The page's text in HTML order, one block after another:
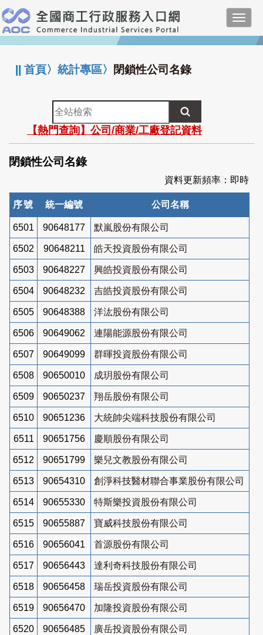
跳
到
主
要
:::
||首頁〉統計專區〉 閉鎖性公司名錄
全
站
檢
索
【熱門查詢】公司/商業/工廠登記資料
閉鎖性公司名錄
資料更新頻率：即時
序號 統一編號 公司名稱
6501 90648177 默嵐股份有限公司
6502 90648211 皓天投資股份有限公司
6503 90648227 興皓投資股份有限公司
6504 90648232 吉皓投資股份有限公司
6505 90648388 洋汯股份有限公司
6506 90649062 連陽能源股份有限公司
6507 90649099 群暉投資股份有限公司
6508 90650010 成玥股份有限公司
6509 90650237 翔岳股份有限公司
6510 90651236 大統帥尖端科技股份有限公司
6511 90651756 慶順股份有限公司
6512 90651799 樂兒文教股份有限公司
6513 90654310 創淨科技醫材聯合事業股份有限公司
6514 90655330 特斯樂投資股份有限公司
6515 90655887 寶威科技股份有限公司
6516 90656041 首源股份有限公司
6517 90656443 達利奇科技股份有限公司
6518 90656458 瑞岳投資股份有限公司
6519 90656470 加隆投資股份有限公司
6520 90656485 廣岳投資股份有限公司